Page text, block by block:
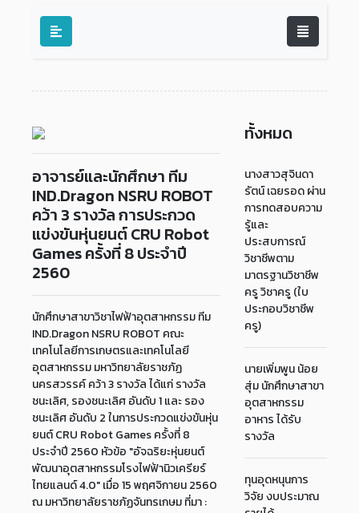
อาจารย์และนักศึกษา ทีม
IND.Dragon NSRU ROBOT
คว้า 3 รางวัล การประกวด
แข่งขันหุ่นยนต์ CRU Robot
Games ครั้งที่ 8 ประจำปี
2560
นักศึกษาสาขาวิชาไฟฟ้าอุตสาหกรรม ทีม
IND.Dragon NSRU ROBOT คณะ
เทคโนโลยีการเกษตรและเทคโนโลยี
อุตสาหกรรม มหาวิทยาลัยราชภัฏ
นครสวรรค์ คว้า 3 รางวัล ได้แก่ รางวัล
ชนะเลิศ, รองชนะเลิศ อันดับ 1 และ รอง
ชนะเลิศ อันดับ 2 ในการประกวดแข่งขันหุ่น
ยนต์ CRU Robot Games ครั้งที่ 8
ประจำปี 2560 หัวข้อ "อัจฉริยะหุ่นยนต์
พัฒนาอุตสาหกรรมโรงไฟฟ้านิวเครียร์
ไทยแลนด์ 4.0" เมื่อ 15 พฤศจิกายน 2560
ณ มหาวิทยาลัยราชภัฏจันทรเกษม ที่มา :
ทั้งหมด
นางสาวสุจินดา
รัตน์ เฉยรอด ผ่าน
การทดสอบความ
รู้และ
ประสบการณ์
วิชาชีพตาม
มาตรฐานวิชาชีพ
ครู วิชาครู (ใบ
ประกอบวิชาชีพ
ครู)
นายเพิ่มพูน น้อย
สุ่ม นักศึกษาสาขา
อุตสาหกรรม
อาหาร ได้รับ
รางวัล
ทุนอุดหนุนการ
วิจัย งบประมาณ